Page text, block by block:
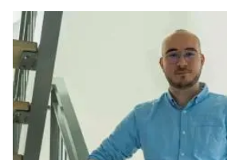
Open
de
pop-
up
van
Joël
Klootwijk